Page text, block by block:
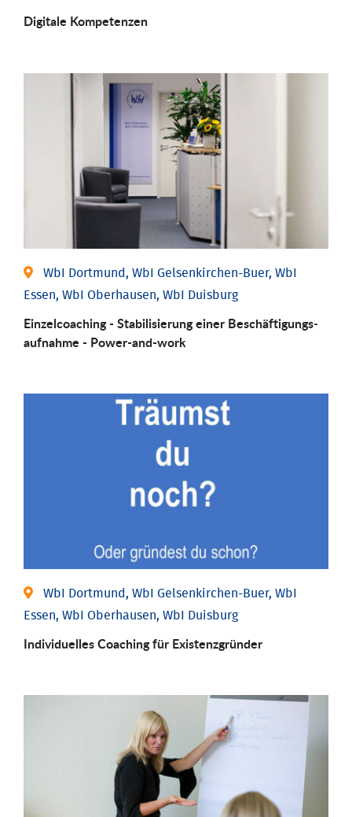
Digitale Kompetenzen
WbI Dortmund, WbI Gelsenkirchen-Buer, WbI
Essen, WbI Oberhausen, WbI Duisburg
Einzel­coaching - Stabili­sierung einer Be­schäftigungs­
aufnahme - Power-and-work
WbI Dortmund, WbI Gelsenkirchen-Buer, WbI
Essen, WbI Oberhausen, WbI Duisburg
Individu­elles Coaching für Existenz­gründer